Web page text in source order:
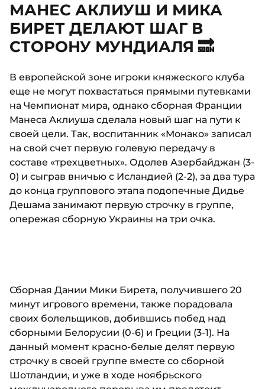
МАНЕС АКЛИУШ И МИКА
БИРЕТ ДЕЛАЮТ ШАГ В
СТОРОНУ МУНДИАЛЯ 🔜
В европейской зоне игроки княжеского клуба
еще не могут похвастаться прямыми путевками
на Чемпионат мира, однако сборная Франции
Манеса Аклиуша сделала новый шаг на пути к
своей цели. Так, воспитанник «Монако» записал
на свой счет первую голевую передачу в
составе «трехцветных». Одолев Азербайджан (3-
0) и сыграв вничью с Исландией (2-2), за два тура
до конца группового этапа подопечные Дидье
Дешама занимают первую строчку в группе,
опережая сборную Украины на три очка.
Сборная Дании Мики Бирета, получившего 20
минут игрового времени, также порадовала
своих болельщиков, добившись побед над
сборными Белорусии (0-6) и Греции (3-1). На
данный момент красно-белые делят первую
строчку в своей группе вместе со сборной
Шотландии, и уже в ходе ноябрьского